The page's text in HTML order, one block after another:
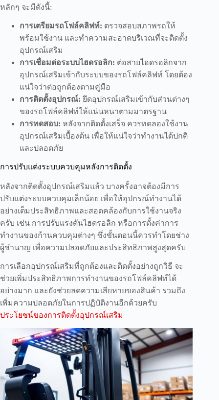
หลักๆ จะมีดังนี้:
การเตรียมรถโฟล์คลิฟท์: ตรวจสอบสภาพรถให้
พร้อมใช้งาน และทำความสะอาดบริเวณที่จะติดตั้ง
อุปกรณ์เสริม
การเชื่อมต่อระบบไฮดรอลิก: ต่อสายไฮดรอลิกจาก
อุปกรณ์เสริมเข้ากับระบบของรถโฟล์คลิฟท์ โดยต้อง
แน่ใจว่าต่อถูกต้องตามคู่มือ
การติดตั้งอุปกรณ์: ยึดอุปกรณ์เสริมเข้ากับส่วนต่างๆ
ของรถโฟล์คลิฟท์ให้แน่นหนาตามมาตรฐาน
การทดสอบ: หลังจากติดตั้งเสร็จ ควรทดลองใช้งาน
อุปกรณ์เสริมเบื้องต้น เพื่อให้แน่ใจว่าทำงานได้ปกติ
และปลอดภัย
การปรับแต่งระบบควบคุมหลังการติดตั้ง
หลังจากติดตั้งอุปกรณ์เสริมแล้ว บางครั้งอาจต้องมีการ
ปรับแต่งระบบควบคุมเล็กน้อย เพื่อให้อุปกรณ์ทำงานได้
อย่างเต็มประสิทธิภาพและสอดคล้องกับการใช้งานจริง
ครับ เช่น การปรับแรงดันไฮดรอลิก หรือการตั้งค่าการ
ทำงานของก้านควบคุมต่างๆ ซึ่งขั้นตอนนี้ควรทำโดยช่าง
ผู้ชำนาญ เพื่อความปลอดภัยและประสิทธิภาพสูงสุดครับ
การเลือกอุปกรณ์เสริมที่ถูกต้องและติดตั้งอย่างถูกวิธี จะ
ช่วยเพิ่มประสิทธิภาพการทำงานของรถโฟล์คลิฟท์ได้
อย่างมาก และยังช่วยลดความเสียหายของสินค้า รวมถึง
เพิ่มความปลอดภัยในการปฏิบัติงานอีกด้วยครับ
ประโยชน์ของการติดตั้งอุปกรณ์เสริม